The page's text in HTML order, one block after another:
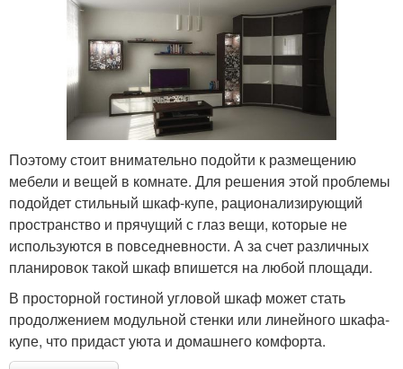
Поэтому стоит внимательно подойти к размещению
мебели и вещей в комнате. Для решения этой проблемы
подойдет стильный шкаф-купе, рационализирующий
пространство и прячущий с глаз вещи, которые не
используются в повседневности. А за счет различных
планировок такой шкаф впишется на любой площади.
В просторной гостиной угловой шкаф может стать
продолжением модульной стенки или линейного шкафа-
купе, что придаст уюта и домашнего комфорта.